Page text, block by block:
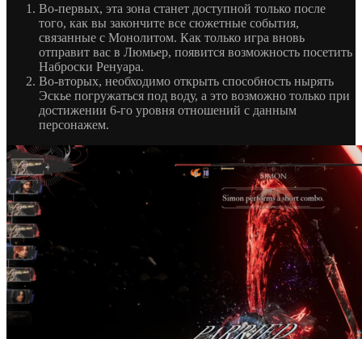
Во-первых, эта зона станет доступной только после
того, как вы закончите все сюжетные события,
связанные с Монолитом. Как только игра вновь
отправит вас в Люмьер, появится возможность посетить
Наброски Ренуара.
Во-вторых, необходимо открыть способность нырять
Эскье погружаться под воду, а это возможно только при
достижении 6-го уровня отношений с данным
персонажем.